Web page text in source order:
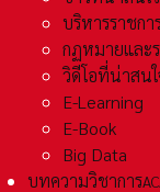
บริหารราชกา
กฏหมายและร
วิดีโอที่น่าสนใ
E-Learning
E-Book
Big Data
บทความวิชาการ